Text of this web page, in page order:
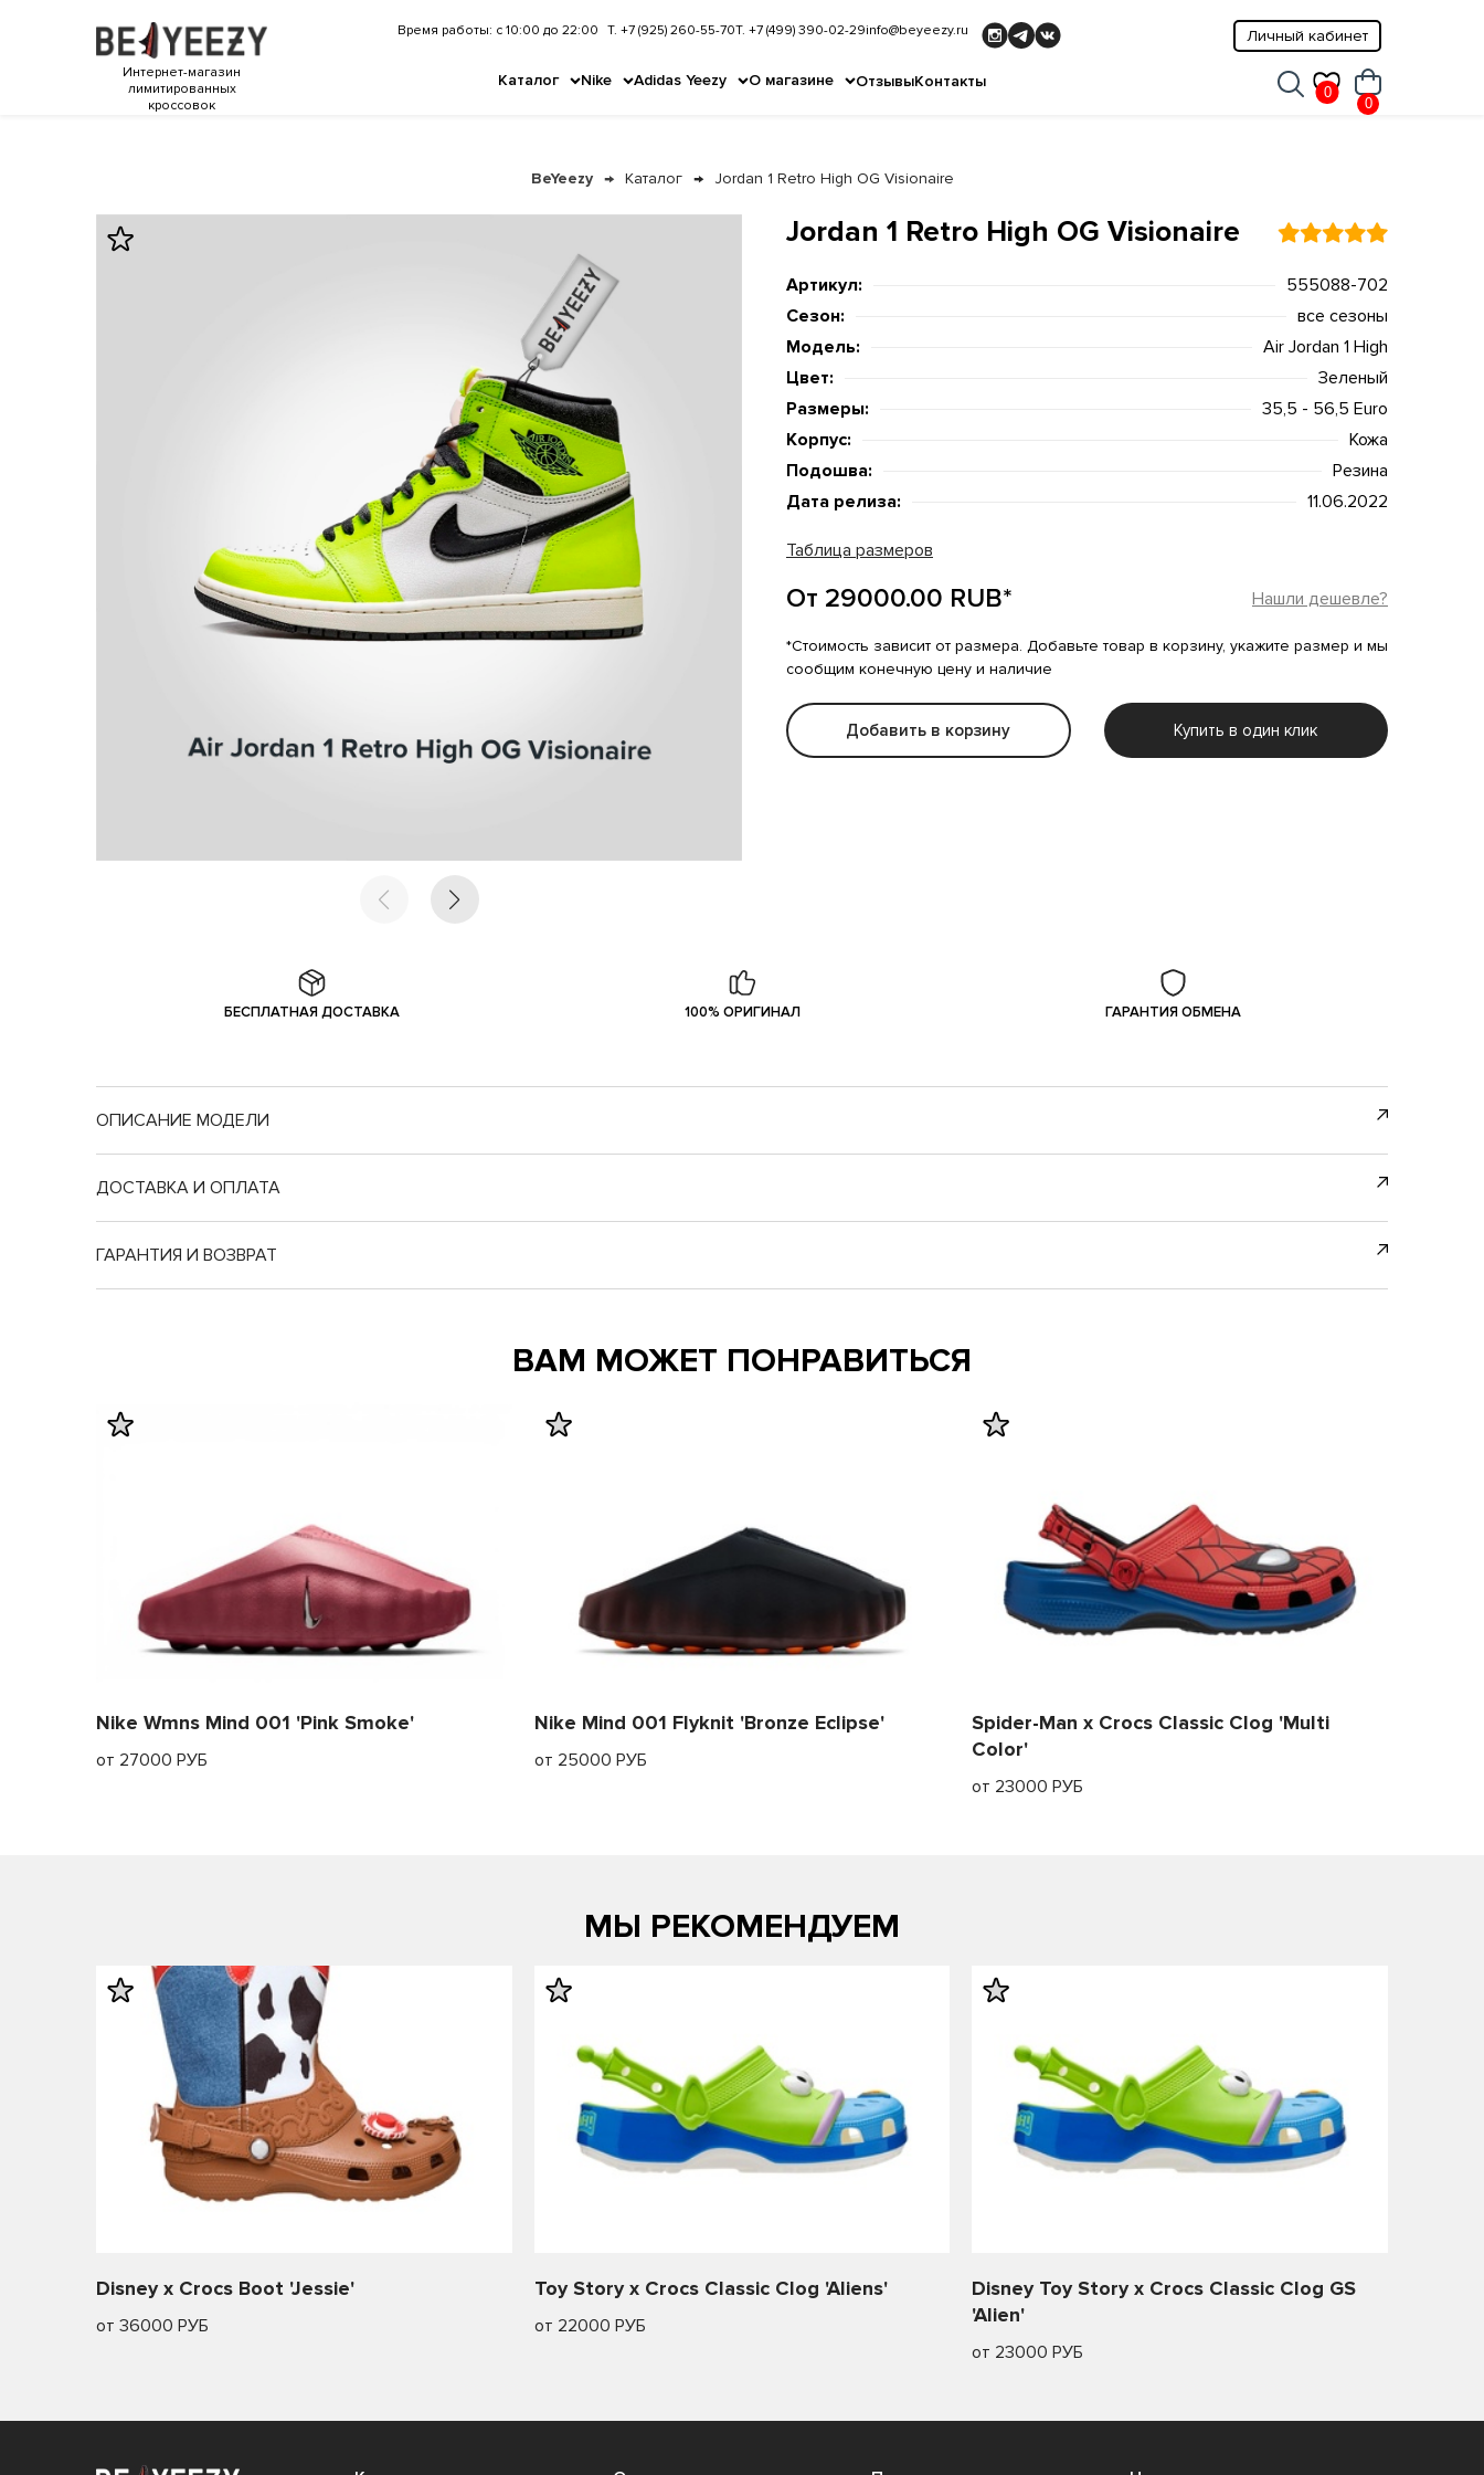
0
Интернет-магазин
лимитированных
кроссовок
Личный кабинет
Каталог Nike Adidas Yeezy О магазине ОтзывыКонтакты
Время работы: с 10:00 до 22:00 Т. +7 (925) 260-55-70Т. +7 (499) 390-02-29info@beyeezy.ru
0
BeYeezy Каталог Jordan 1 Retro High OG Visionaire
Jordan 1 Retro High OG Visionaire
Артикул:
555088-702
Сезон:
все сезоны
Модель:
Air Jordan 1 High
Цвет:
Зеленый
Размеры:
35,5 - 56,5 Euro
Корпус:
Кожа
Подошва:
Резина
Дата релиза:
11.06.2022
Таблица размеров
От 29000.00 RUB* Нашли дешевле?
*Стоимость зависит от размера. Добавьте товар в корзину, укажите размер и мы
сообщим конечную цену и наличие
Добавить в корзину Купить в один клик
БЕСПЛАТНАЯ ДОСТАВКА 100% ОРИГИНАЛ ГАРАНТИЯ ОБМЕНА
ОПИСАНИЕ МОДЕЛИ
ДОСТАВКА И ОПЛАТА
ГАРАНТИЯ И ВОЗВРАТ
ВАМ МОЖЕТ ПОНРАВИТЬСЯ
Nike Wmns Mind 001 'Pink Smoke'
от 27000 РУБ
Nike Mind 001 Flyknit 'Bronze Eclipse'
от 25000 РУБ
Spider-Man x Crocs Classic Clog 'Multi
Color'
от 23000 РУБ
МЫ РЕКОМЕНДУЕМ
Disney x Crocs Boot 'Jessie'
от 36000 РУБ
Toy Story x Crocs Classic Clog 'Aliens'
от 22000 РУБ
Disney Toy Story x Crocs Classic Clog GS
'Alien'
от 23000 РУБ